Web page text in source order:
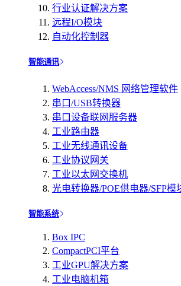
行业认证解决方案
远程I/O模块
自动化控制器
智能通讯
WebAccess/NMS 网络管理软件
串口/USB转换器
串口设备联网服务器
工业路由器
工业无线通讯设备
工业协议网关
工业以太网交换机
光电转换器/POE供电器/SFP模
智能系统
Box IPC
CompactPCI平台
工业GPU解决方案
工业电脑机箱